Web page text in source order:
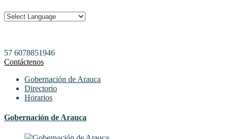
57 6078851946
Contáctenos
Gobernación de Arauca
Directorio
Horarios
Gobernación de Arauca